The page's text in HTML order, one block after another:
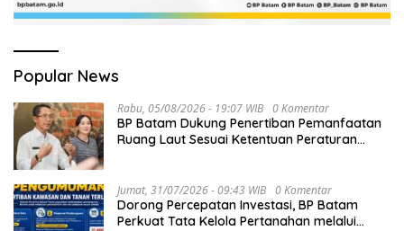
Popular News
Rabu, 05/08/2026 - 19:07 WIB 0 Komentar
BP Batam Dukung Penertiban Pemanfaatan
Ruang Laut Sesuai Ketentuan Peraturan
Jumat, 31/07/2026 - 09:43 WIB 0 Komentar
Dorong Percepatan Investasi, BP Batam
Perkuat Tata Kelola Pertanahan melalui